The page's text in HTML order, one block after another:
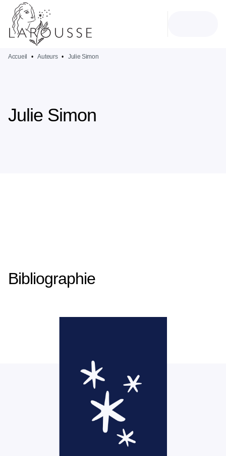
MENU
PIED DE PAGE
Accueil • Auteurs • Julie Simon
Julie Simon
Bibliographie